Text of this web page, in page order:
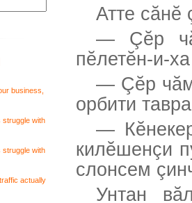
Атте сăнĕ
— Çĕр
пĕлетĕн-и-
— Çĕр
орбити
—
килĕшенçи
слонсем
Унтан
business,
struggle with
struggle with
actually